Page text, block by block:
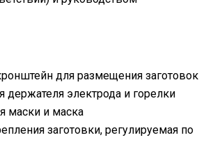
для размещения заготовок
держателя электрода и горелки
маски и маска
заготовки, регулируемая по